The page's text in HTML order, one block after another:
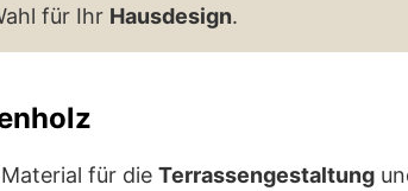
für Ihr Hausdesign.
für die Terrassengestaltung